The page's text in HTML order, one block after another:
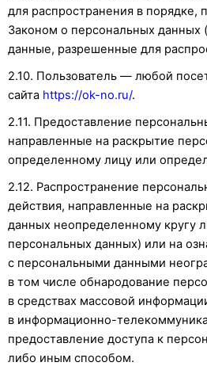
для распространения в порядке,
Законом о персональных
данные, разрешенные для
2.10. Пользователь — любой
сайта https://ok-no.ru/.
2.11. Предоставление
направленные на раскрытие
определенному лицу или
2.12. Распространение
действия, направленные на
данных неопределенному кругу
персональных данных) или на
с персональными данными
в том числе обнародование
в средствах массовой
в информационно-
предоставление доступа к
либо иным способом.